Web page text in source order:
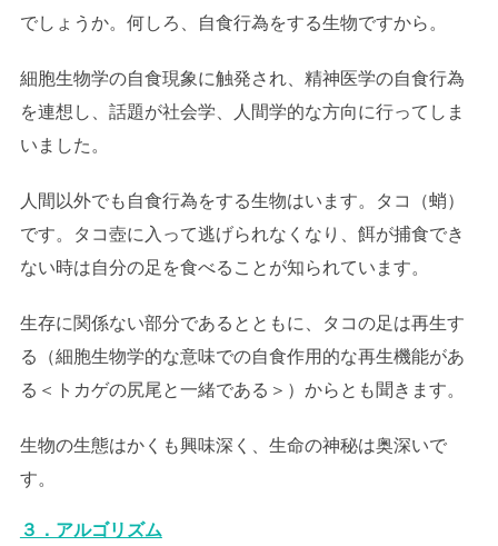
でしょうか。何しろ、自食行為をする生物ですから。
細胞生物学の自食現象に触発され、精神医学の自食行為
を連想し、話題が社会学、人間学的な方向に行ってしま
いました。
人間以外でも自食行為をする生物はいます。タコ（蛸）
です。タコ壺に入って逃げられなくなり、餌が捕食でき
ない時は自分の足を食べることが知られています。
生存に関係ない部分であるとともに、タコの足は再生す
る（細胞生物学的な意味での自食作用的な再生機能があ
る＜トカゲの尻尾と一緒である＞）からとも聞きます。
生物の生態はかくも興味深く、生命の神秘は奥深いで
す。
３．アルゴリズム